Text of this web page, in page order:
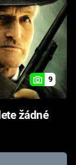
9
žádné